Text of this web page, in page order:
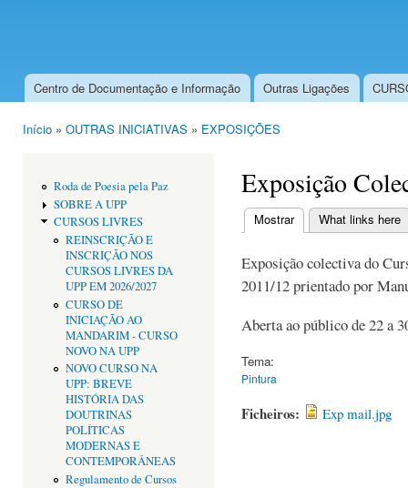
Menu principal
Centro de Documentação e Informação Outras Ligações
Início » OUTRAS INICIATIVAS » EXPOSIÇÕES
Roda de Poesia pela Paz
SOBRE A UPP
CURSOS LIVRES
REINSCRIÇÃO E
INSCRIÇÃO NOS
CURSOS LIVRES DA
UPP EM 2026/2027
CURSO DE
INICIAÇÃO AO
MANDARIM - CURSO
NOVO NA UPP
NOVO CURSO NA
UPP: BREVE
HISTÓRIA DAS
DOUTRINAS
POLÍTICAS
MODERNAS E
CONTEMPORÂNEAS
Regulamento de Cursos
Exposição
Separadores
Mostrar(separador ativo)
What links here
Exposição colectiva do
2011/12 prientado por
Aberta ao público de 22 a
Tema:
Pintura
Ficheiros: Exp mail.jpg